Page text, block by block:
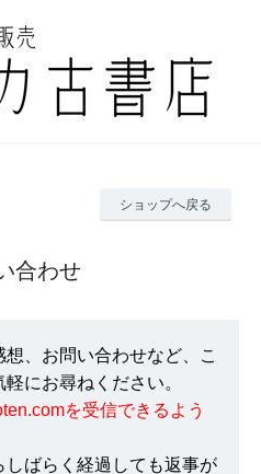
ショップへ戻る
合わせ
、お問い合わせなど、こ
にお尋ねください。
を受信できるよう
ばらく経過しても返事が